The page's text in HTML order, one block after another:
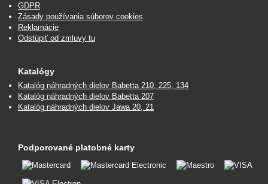
GDPR
Zásady používania súborov cookies
Reklamácie
Odstúpiť od zmluvy tu
Katalógy
Katalóg náhradných dielov Babetta 210, 225, 134
Katalóg náhradných dielov Babetta 207
Katalóg náhradných dielov Jawa 20, 21
Podporované platobné karty